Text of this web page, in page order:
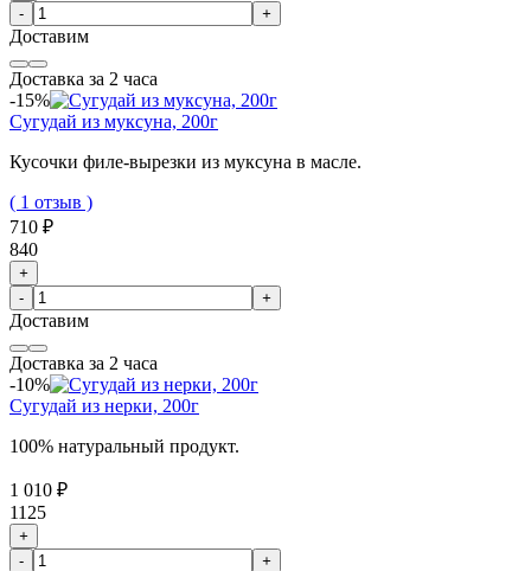
- +
Доставим
Доставка за 2 часа
-15%
Сугудай из муксуна, 200г
Кусочки филе-вырезки из муксуна в масле.
( 1 отзыв )
710 ₽
840
+
-
+
Доставим
Доставка за 2 часа
-10%
Сугудай из нерки, 200г
100% натуральный продукт.
1 010 ₽
1125
+
-
+